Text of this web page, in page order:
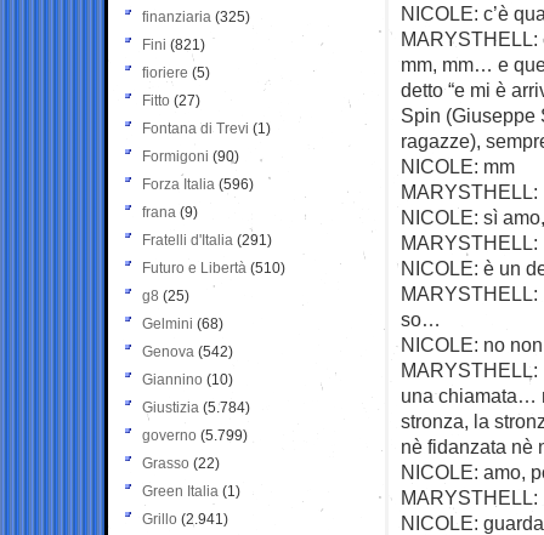
NICOLE: c’è
MARYSTHELL:
mm, mm… e
detto “e mi è
Spin (Giuseppe
ragazze),
NICOLE: mm
MARYSTHELL:
NICOLE: sì
MARYSTHELL:
NICOLE: è un
MARYSTHELL:
so…
NICOLE: no
una chiamata…
stronza, la
nè fidanzata nè
NICOLE: amo,
MARYSTHELL:
NICOLE:
finanziaria (325)
Fini (821)
fioriere (5)
Fitto (27)
Fontana di Trevi (1)
Formigoni (90)
Forza Italia (596)
frana (9)
Fratelli d'Italia (291)
Futuro e Libertà (510)
g8 (25)
Gelmini (68)
Genova (542)
Giannino (10)
Giustizia (5.784)
governo (5.799)
Grasso (22)
Green Italia (1)
Grillo (2.941)